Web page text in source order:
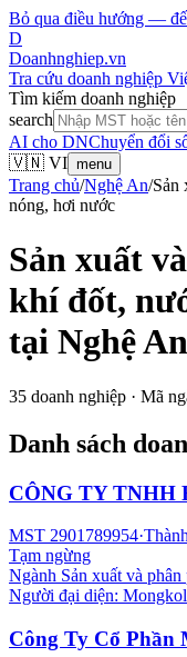
Bỏ qua điều hướng —
D
Doanhnghiep.vn
Tra cứu doanh nghiệp
Tìm kiếm doanh nghiệp
search
AI cho DNChuyển đổi
🇻🇳 VI menu
Trang chủ/Nghệ An/Sản
nóng, hơi nước
Sản xuất
khí đốt,
tại Nghệ An
35 doanh nghiệp · Mã
Danh sách
CÔNG TY TNHH
MST 2901789954·
Tạm ngừng
Ngành Sản xuất và
Người đại diện:
Công Ty Cổ Phần